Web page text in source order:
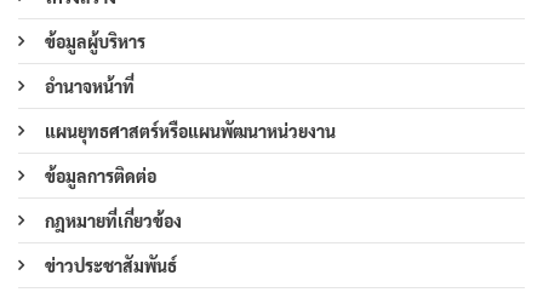
ข้อมูลผู้บริหาร
อำนาจหน้าที่
แผนยุทธศาสตร์หรือแผนพัฒนาหน่วยงาน
ข้อมูลการติดต่อ
กฎหมายที่เกี่ยวข้อง
ข่าวประชาสัมพันธ์